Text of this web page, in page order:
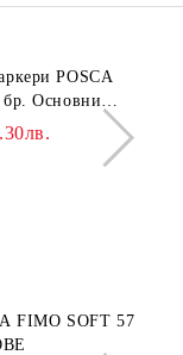
POSCA
Основни
SOFT 57